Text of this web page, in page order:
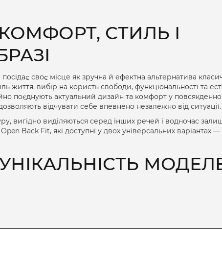
СТИЛЬ І
своє місце як зручна й ефектна альтернатива
життя, вибір на користь свободи, функціональності та
поєднують актуальний дизайн та комфорт у
відчувати себе впевнено незалежно від ситуації.
вигідно виділяються серед інших речей і водночас
Back Fit, які доступні у двох універсальних варіантах —
із друзями або навіть вечірніх виходів, якщо